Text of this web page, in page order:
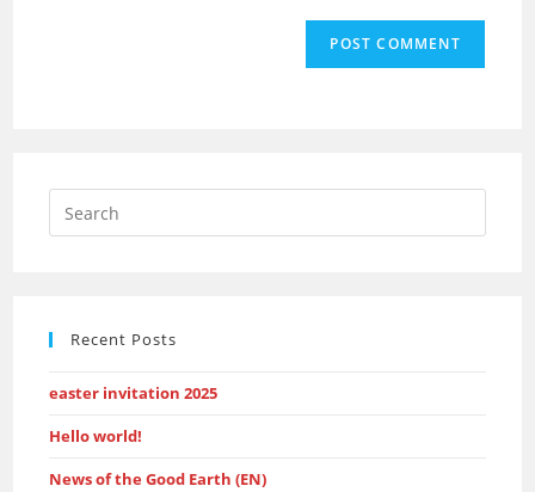
Recent Posts
easter invitation 2025
Hello world!
News of the Good Earth (EN)